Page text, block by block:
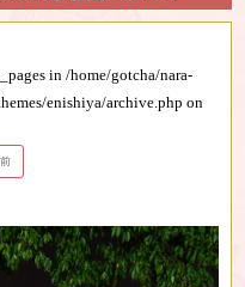
in/home/gotcha/nara-
enishiya/archive.php on
前